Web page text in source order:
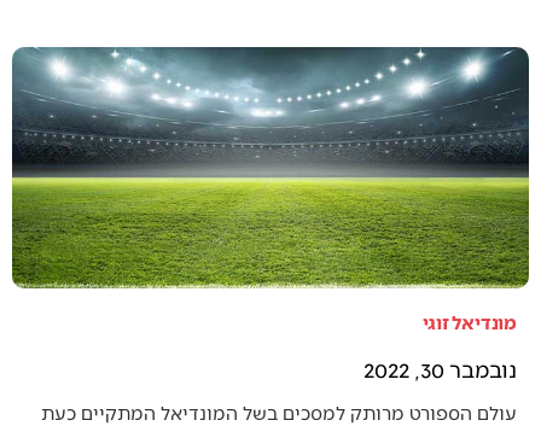
מונדיאל זוגי
נובמבר 30, 2022
עולם הספורט מרותק למסכים בשל המונדיאל המתקיים כעת